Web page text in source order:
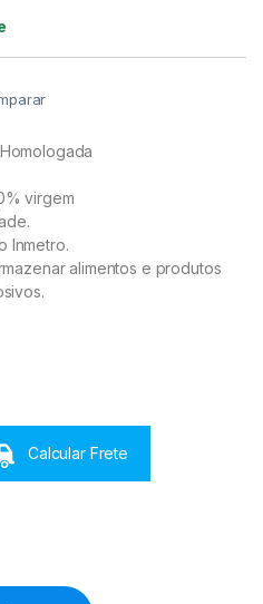
virgem
Inmetro.
alimentos e produtos
Calcular Frete